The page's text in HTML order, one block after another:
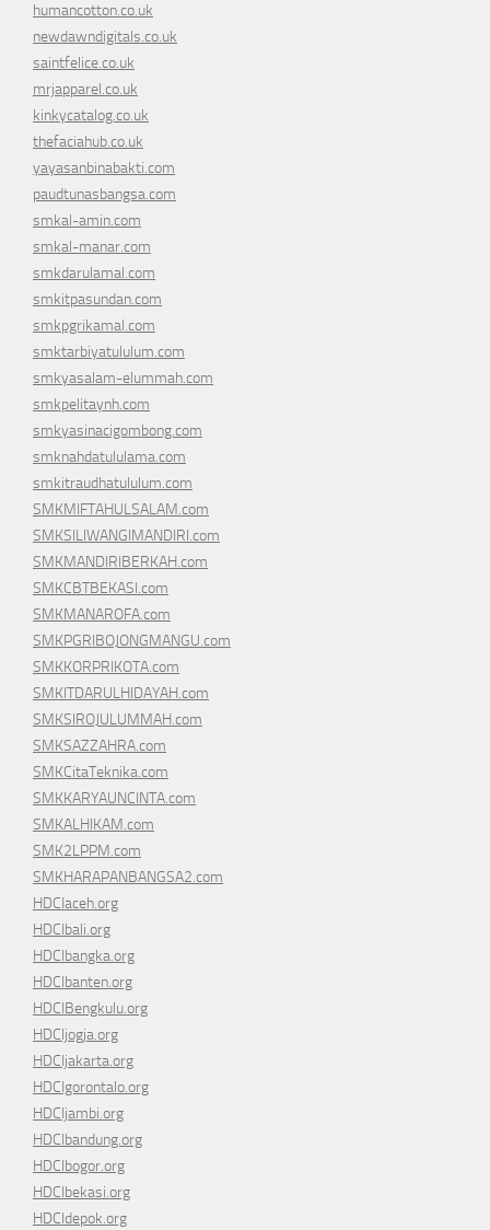
humancotton.co.uk
newdawndigitals.co.uk
saintfelice.co.uk
mrjapparel.co.uk
kinkycatalog.co.uk
thefaciahub.co.uk
yayasanbinabakti.com
paudtunasbangsa.com
smkal-amin.com
smkal-manar.com
smkdarulamal.com
smkitpasundan.com
smkpgrikamal.com
smktarbiyatululum.com
smkyasalam-elummah.com
smkpelitaynh.com
smkyasinacigombong.com
smknahdatululama.com
smkitraudhatululum.com
SMKMIFTAHULSALAM.com
SMKSILIWANGIMANDIRI.com
SMKMANDIRIBERKAH.com
SMKCBTBEKASI.com
SMKMANAROFA.com
SMKPGRIBOJONGMANGU.com
SMKKORPRIKOTA.com
SMKITDARULHIDAYAH.com
SMKSIROJULUMMAH.com
SMKSAZZAHRA.com
SMKCitaTeknika.com
SMKKARYAUNCINTA.com
SMKALHIKAM.com
SMK2LPPM.com
SMKHARAPANBANGSA2.com
HDCIaceh.org
HDCIbali.org
HDCIbangka.org
HDCIbanten.org
HDCIBengkulu.org
HDCIjogja.org
HDCIjakarta.org
HDCIgorontalo.org
HDCIjambi.org
HDCIbandung.org
HDCIbogor.org
HDCIbekasi.org
HDCIdepok.org